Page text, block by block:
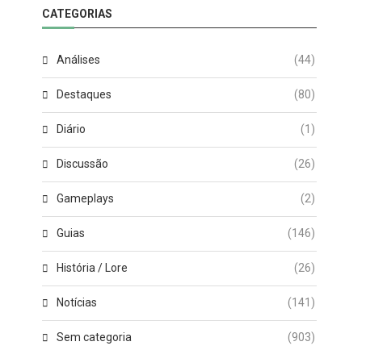
CATEGORIAS
Análises (44)
Destaques (80)
Diário (1)
Discussão (26)
Gameplays (2)
Guias (146)
História / Lore (26)
Notícias (141)
Sem categoria (903)